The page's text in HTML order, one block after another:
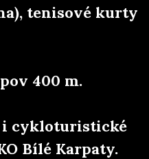
tenisové kurty
400 m.
cykloturistické
Bílé Karpaty.